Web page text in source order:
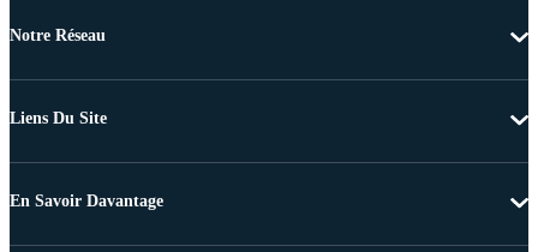
Notre Réseau
Liens Du Site
En Savoir Davantage